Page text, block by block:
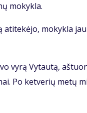
mo­kyk­la.
ati­te­kė­jo, mo­kyk­la
vy­rą Vy­tau­tą,
Po ket­ve­rių me­tų